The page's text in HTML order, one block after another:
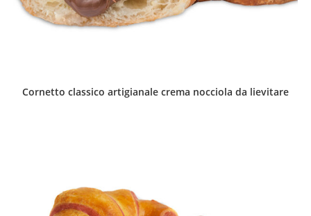
Cornetto classico artigianale crema nocciola da lievitare